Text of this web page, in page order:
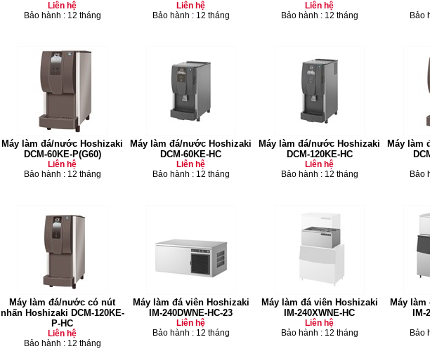
Liên hệ
Bảo hành : 12 tháng
Liên hệ
Bảo hành : 12 tháng
Liên hệ
Bảo hành : 12 tháng
Bảo
Máy làm đá/nước Hoshizaki
DCM-60KE-P(G60)
Liên hệ
Bảo hành : 12 tháng
Máy làm đá/nước Hoshizaki
DCM-60KE-HC
Liên hệ
Bảo hành : 12 tháng
Máy làm đá/nước Hoshizaki
DCM-120KE-HC
Liên hệ
Bảo hành : 12 tháng
Máy làm
Bảo
Máy làm đá/nước có nút
nhấn Hoshizaki DCM-120KE-
P-HC
Liên hệ
Bảo hành : 12 tháng
Máy làm đá viên Hoshizaki
IM-240DWNE-HC-23
Liên hệ
Bảo hành : 12 tháng
Máy làm đá viên Hoshizaki
IM-240XWNE-HC
Liên hệ
Bảo hành : 12 tháng
Máy
Bảo